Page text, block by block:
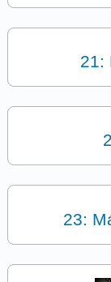
21:
23: